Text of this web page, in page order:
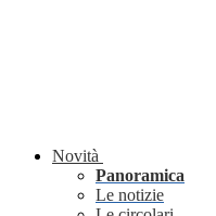
Novità
Panoramica
Le notizie